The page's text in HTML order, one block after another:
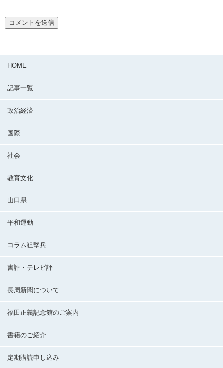
HOME
記事一覧
政治経済
国際
社会
教育文化
山口県
平和運動
コラム狙撃兵
書評・テレビ評
長周新聞について
福田正義記念館のご案内
書籍のご紹介
定期購読申し込み